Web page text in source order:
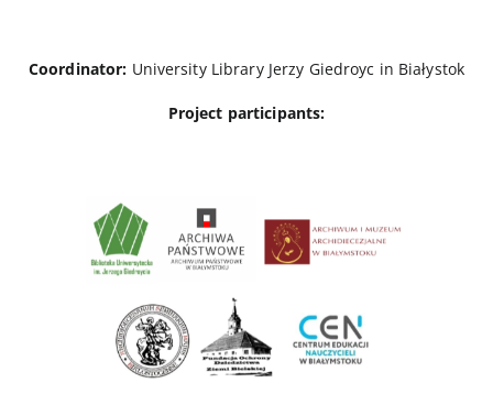
Coordinator: University Library Jerzy Giedroyc in Białystok
Project participants: